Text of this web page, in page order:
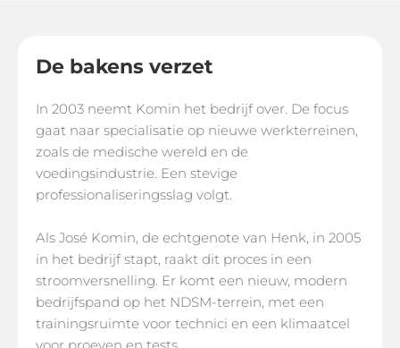
De bakens verzet
In 2003 neemt Komin het bedrijf over. De focus
gaat naar specialisatie op nieuwe werkterreinen,
zoals de medische wereld en de
voedingsindustrie. Een stevige
professionaliseringsslag volgt.
Als José Komin, de echtgenote van Henk, in 2005
in het bedrijf stapt, raakt dit proces in een
stroomversnelling. Er komt een nieuw, modern
bedrijfspand op het NDSM-terrein, met een
trainingsruimte voor technici en een klimaatcel